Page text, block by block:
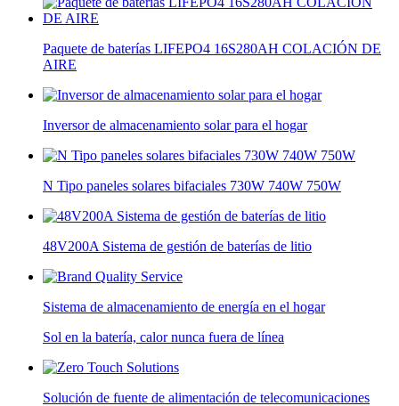
Paquete de baterías LIFEPO4 16S280AH COLACIÓN DE
AIRE
Inversor de almacenamiento solar para el hogar
N Tipo paneles solares bifaciales 730W 740W 750W
48V200A Sistema de gestión de baterías de litio
Sistema de almacenamiento de energía en el hogar
Sol en la batería, calor nunca fuera de línea
Solución de fuente de alimentación de telecomunicaciones